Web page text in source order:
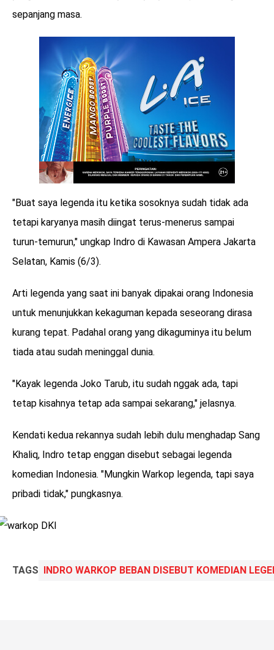
sepanjang masa.
"Buat saya legenda itu ketika sosoknya sudah tidak ada
tetapi karyanya masih diingat terus-menerus sampai
turun-temurun," ungkap Indro di Kawasan Ampera Jakarta
Selatan, Kamis (6/3).
Arti legenda yang saat ini banyak dipakai orang Indonesia
untuk menunjukkan kekaguman kepada seseorang dirasa
kurang tepat. Padahal orang yang dikaguminya itu belum
tiada atau sudah meninggal dunia.
"Kayak legenda Joko Tarub, itu sudah nggak ada, tapi
tetap kisahnya tetap ada sampai sekarang," jelasnya.
Kendati kedua rekannya sudah lebih dulu menghadap Sang
Khaliq, Indro tetap enggan disebut sebagai legenda
komedian Indonesia. "Mungkin Warkop legenda, tapi saya
pribadi tidak," pungkasnya.
TAGS INDRO WARKOP BEBAN DISEBUT KOMEDIAN